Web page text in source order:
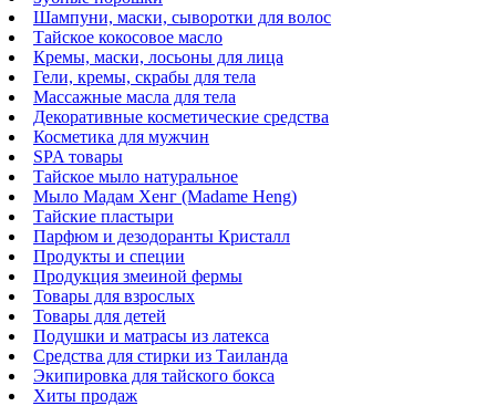
Шампуни, маски, сыворотки для волос
Тайское кокосовое масло
Кремы, маски, лосьоны для лица
Гели, кремы, скрабы для тела
Массажные масла для тела
Декоративные косметические средства
Косметика для мужчин
SPA товары
Тайское мыло натуральное
Мыло Мадам Хенг (Madame Heng)
Тайские пластыри
Парфюм и дезодоранты Кристалл
Продукты и специи
Продукция змеиной фермы
Товары для взрослых
Товары для детей
Подушки и матрасы из латекса
Средства для стирки из Таиланда
Экипировка для тайского бокса
Хиты продаж